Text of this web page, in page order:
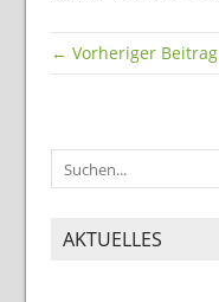
← Vorheriger Beitrag
AKTUELLES